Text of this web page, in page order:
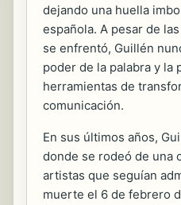
dejando una huella
española. A pesar de
se enfrentó, Guillén
poder de la palabra y la
herramientas de
comunicación.
En sus últimos años,
donde se rodeó de una
artistas que seguían
muerte el 6 de febrero